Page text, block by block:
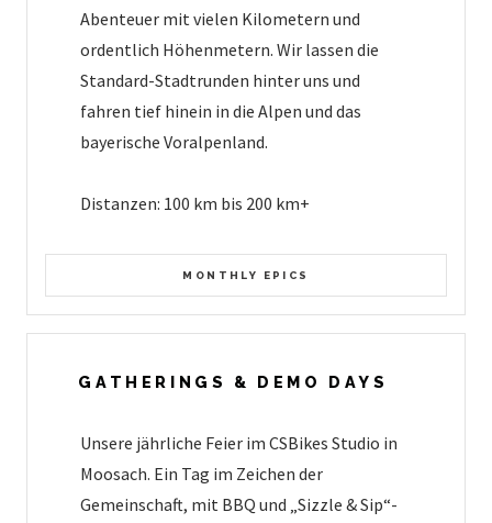
Abenteuer mit vielen Kilometern und
ordentlich Höhenmetern. Wir lassen die
Standard-Stadtrunden hinter uns und
fahren tief hinein in die Alpen und das
bayerische Voralpenland.
Distanzen: 100 km bis 200 km+
MONTHLY EPICS
GATHERINGS & DEMO DAYS
Unsere jährliche Feier im CSBikes Studio in
Moosach. Ein Tag im Zeichen der
Gemeinschaft, mit BBQ und „Sizzle & Sip“-